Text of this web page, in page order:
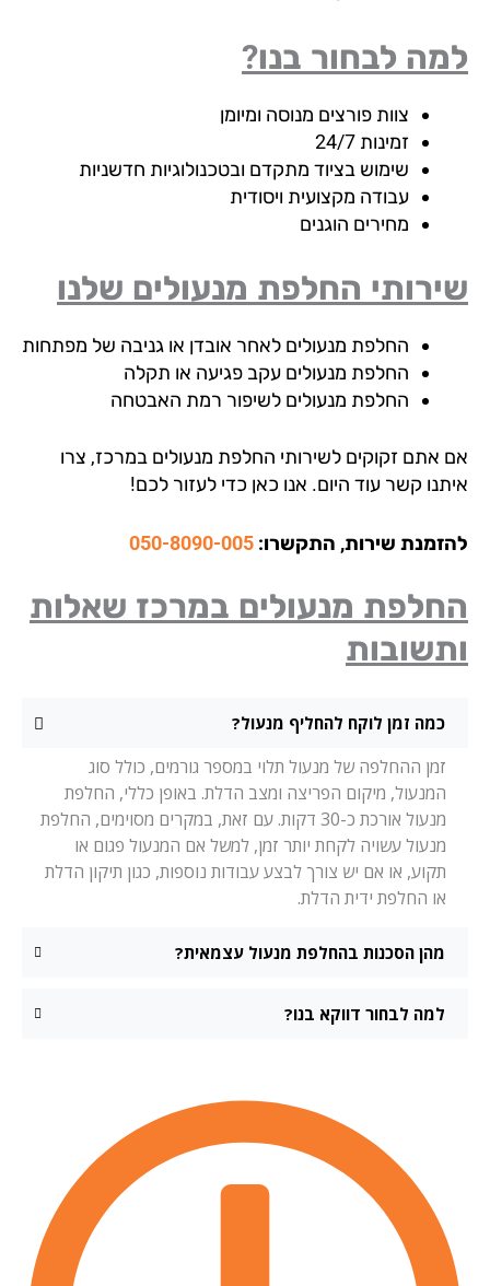
לבחור בנו?
צוות פורצים מנוסה ומיומן
זמינות 24/7
שימוש בציוד מתקדם ובטכנולוגיות חדשניות
עבודה מקצועית ויסודית
מחירים הוגנים
החלפת מנעולים שלנו
החלפת מנעולים לאחר אובדן או גניבה של מפתחות
החלפת מנעולים עקב פגיעה או תקלה
החלפת מנעולים לשיפור רמת האבטחה
אתם זקוקים לשירותי החלפת מנעולים במרכז, צרו
קשר עוד היום. אנו כאן כדי לעזור לכם!
שירות, התקשרו:050-8090-005
מנעולים במרכז שאלות
כמה זמן לוקח להחליף מנעול?
זמן ההחלפה של מנעול תלוי במספר גורמים, כולל סוג
המנעול, מיקום הפריצה ומצב הדלת. באופן כללי, החלפת
מנעול אורכת כ-30 דקות. עם זאת, במקרים מסוימים, החלפת
מנעול עשויה לקחת יותר זמן, למשל אם המנעול פגום או
תקוע, או אם יש צורך לבצע עבודות נוספות, כגון תיקון הדלת
או החלפת ידית הדלת.
מהן הסכנות בהחלפת מנעול עצמאית?
למה לבחור דווקא בנו?